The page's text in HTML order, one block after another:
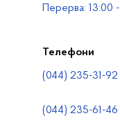
Перерва: 13:00
Телефони
(044) 235-31-92
(044) 235-61-46